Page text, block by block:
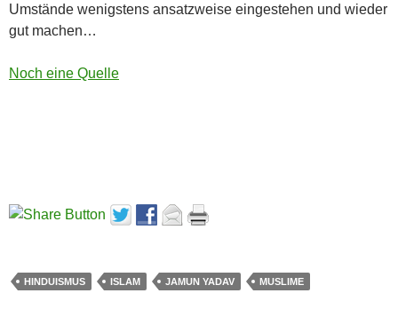
Umstände wenigstens ansatzweise eingestehen und wieder
gut machen…
Noch eine Quelle
HINDUISMUS ISLAM JAMUN YADAV MUSLIME